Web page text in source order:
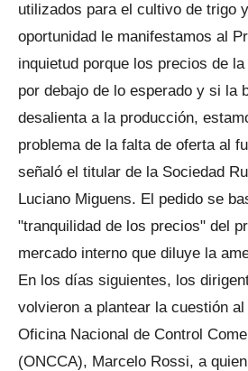
utilizados para el cultivo de trigo
oportunidad le manifestamos al
inquietud porque los precios de
por debajo de lo esperado y si la
desalienta a la producción,
problema de la falta de oferta al
señaló el titular de la Sociedad
Luciano Miguens. El pedido se
"tranquilidad de los precios" del
mercado interno que diluye la
En los días siguientes, los
volvieron a plantear la cuestión
Oficina Nacional de Control
(ONCCA), Marcelo Rossi, a